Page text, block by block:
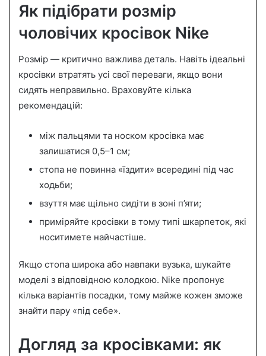
Як підібрати розмір
чоловічих кросівок Nike
Розмір — критично важлива деталь. Навіть ідеальні
кросівки втратять усі свої переваги, якщо вони
сидять неправильно. Враховуйте кілька
рекомендацій:
між пальцями та носком кросівка має
залишатися 0,5–1 см;
стопа не повинна «їздити» всередині під час
ходьби;
взуття має щільно сидіти в зоні п’яти;
приміряйте кросівки в тому типі шкарпеток, які
носитимете найчастіше.
Якщо стопа широка або навпаки вузька, шукайте
моделі з відповідною колодкою. Nike пропонує
кілька варіантів посадки, тому майже кожен зможе
знайти пару «під себе».
Догляд за кросівками: як